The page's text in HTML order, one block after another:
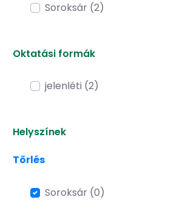
Soroksár (2)
Oktatási formák
jelenléti (2)
Helyszínek
Törlés
Soroksár (0)